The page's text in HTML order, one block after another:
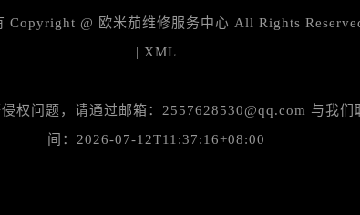
中心（需提前预约）
心（需提前预约）
中心（需提前预约）
Copyright @ 欧米茄维修服务中心 All Rights
| XML
权问题，请通过邮箱：2557628530@qq.com 与我
间：2026-07-12T11:37:16+08:00